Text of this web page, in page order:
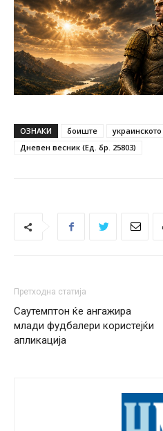
ОЗНАКИ боиште
украинското
Дневен весник (Ед. бр. 25803)
Претходна статија
Саутемптон ќе ангажира
млади фудбалери користејќи
апликација